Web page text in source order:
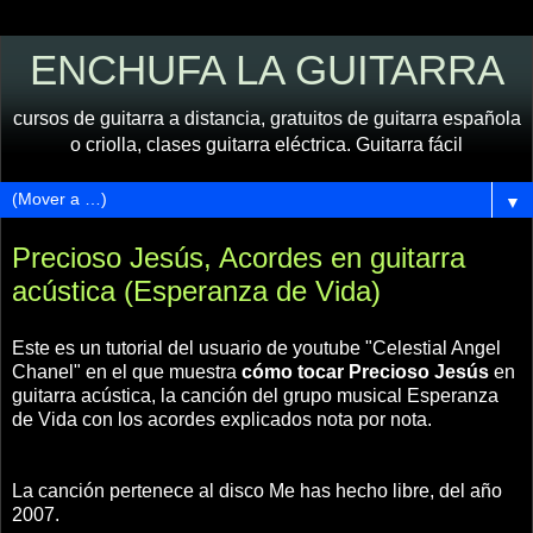
ENCHUFA LA GUITARRA
cursos de guitarra a distancia, gratuitos de guitarra española
o criolla, clases guitarra eléctrica. Guitarra fácil
▼
Precioso Jesús, Acordes en guitarra
acústica (Esperanza de Vida)
Este es un tutorial del usuario de youtube "Celestial Angel
Chanel" en el que muestra cómo tocar Precioso Jesús en
guitarra acústica, la canción del grupo musical Esperanza
de Vida con los acordes explicados nota por nota.
La canción pertenece al disco Me has hecho libre, del año
2007.